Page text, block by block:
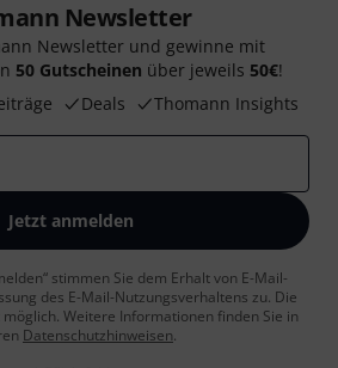
Newsletter
Newsletter und gewinne mit
50 Gutscheinen über jeweils 50€!
Deals Thomann Insights
Jetzt anmelden
stimmen Sie dem Erhalt von E-Mail-
des E-Mail-Nutzungsverhaltens zu. Die
Weitere Informationen finden Sie in
Datenschutzhinweisen.